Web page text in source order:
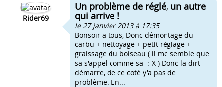
Rider69
Un problème de réglé, un autre
qui arrive !
le 27 janvier 2013 à 17:35
Bonsoir a tous, Donc démontage du
carbu + nettoyage + petit réglage +
graissage du boiseau ( il me semble que
sa s'appel comme sa :-X ) Donc la dirt
démarre, de ce coté y'a pas de
problème. En...